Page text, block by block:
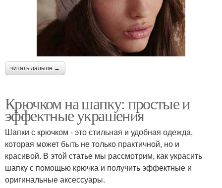
читать дальше →
Крючком на шапку: простые и
эффектные украшения
Шапки с крючком - это стильная и удобная одежда,
которая может быть не только практичной, но и
красивой. В этой статье мы рассмотрим, как украсить
шапку с помощью крючка и получить эффектные и
оригинальные аксессуары.